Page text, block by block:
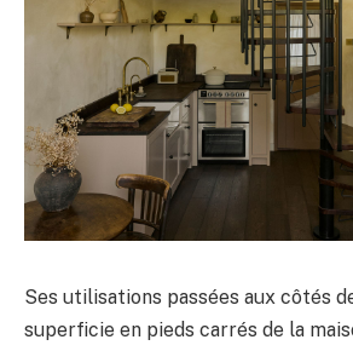
Ses utilisations passées aux côtés
superficie en pieds carrés de la